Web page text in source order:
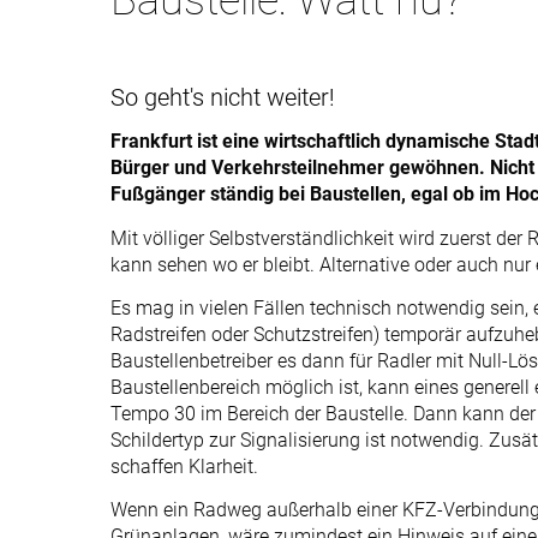
So geht's nicht weiter!
Frankfurt ist eine wirtschaftlich dynamische
Bürger und Verkehrsteilnehmer gewöhnen.
Fußgänger ständig bei Baustellen, egal ob im
Mit völliger Selbstverständlichkeit wird zuerst der
kann sehen wo er bleibt. Alternative oder auch
Es mag in vielen Fällen technisch notwendig
Radstreifen oder Schutzstreifen) temporär
Baustellenbetreiber es dann für Radler mit Null-
Baustellenbereich möglich ist, kann eines
Tempo 30 im Bereich der Baustelle. Dann kann
Schildertyp zur Signalisierung ist notwendig.
schaffen Klarheit.
Wenn ein Radweg außerhalb einer KFZ-